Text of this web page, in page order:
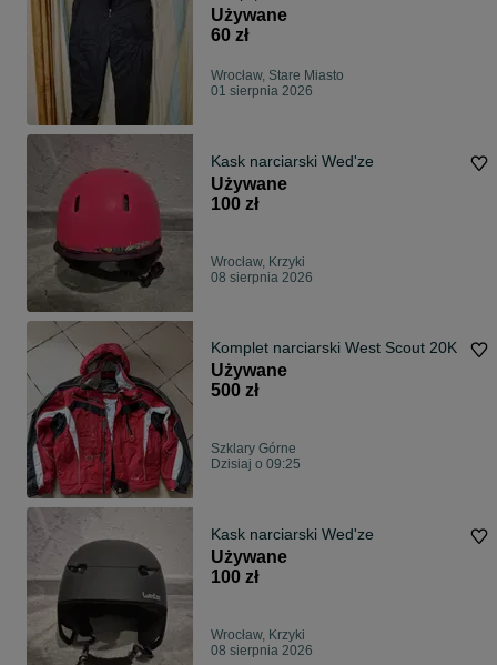
Używane
60 zł
Wrocław, Stare Miasto
01 sierpnia 2026
Kask narciarski Wed'ze
Używane
100 zł
Wrocław, Krzyki
08 sierpnia 2026
Komplet narciarski West Scout 20K
Używane
500 zł
Szklary Górne
Dzisiaj o 09:25
Kask narciarski Wed'ze
Używane
100 zł
Wrocław, Krzyki
08 sierpnia 2026